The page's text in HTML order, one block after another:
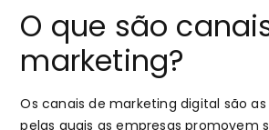
O que são
marketing?
Os canais de marketing digital são
pelas quais as empresas promovem